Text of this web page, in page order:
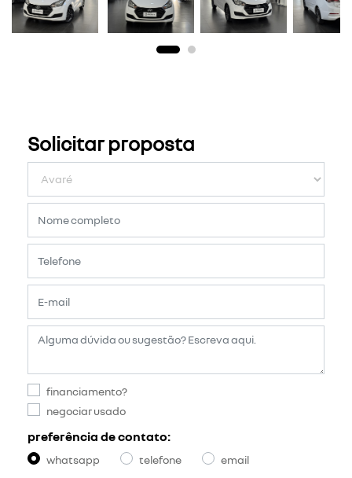
Solicitar proposta
financiamento?
negociar usado
preferência de contato:
whatsapp telefone email